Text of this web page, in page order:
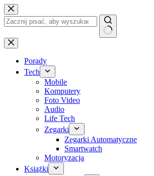
Przejdź
do
treści
Brak
wyników
Porady
Tech
Mobile
Komputery
Foto Video
Audio
Life Tech
Zegarki
Zegarki Automatyczne
Smartwatch
Motoryzacja
Książki